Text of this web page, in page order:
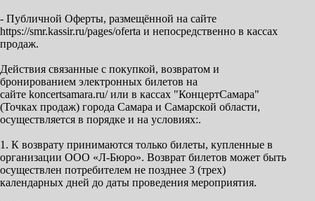
- Публичной Оферты, размещённой на сайте
https://smr.kassir.ru/pages/oferta и непосредственно в кассах
продаж.
Действия связанные с покупкой, возвратом и
бронированием электронных билетов на
сайте koncertsamara.ru/ или в кассах "КонцертСамара"
(Точках продаж) города Самара и Самарской области,
осуществляется в порядке и на условиях:.
1. К возврату принимаются только билеты, купленные в
организации ООО «Л-Бюро». Возврат билетов может быть
осуществлен потребителем не позднее 3 (трех)
календарных дней до даты проведения мероприятия.